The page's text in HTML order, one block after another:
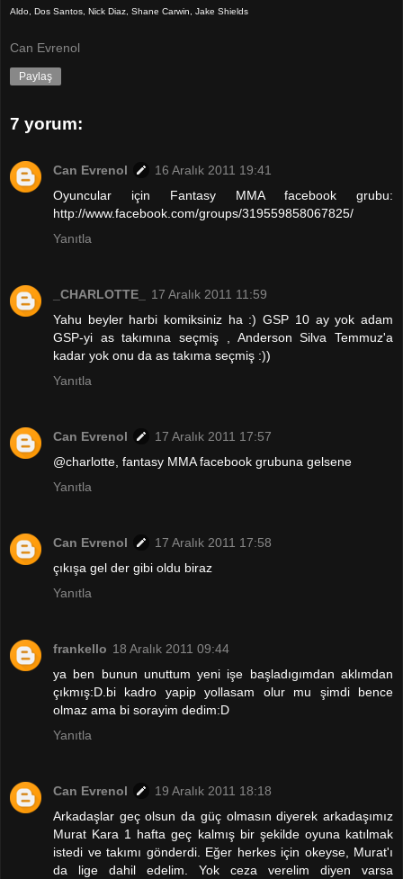
Aldo, Dos Santos, Nick Diaz, Shane Carwin, Jake Shields
Can Evrenol
Paylaş
7 yorum:
Can Evrenol
16 Aralık 2011 19:41
Oyuncular için Fantasy MMA facebook grubu:
http://www.facebook.com/groups/319559858067825/
Yanıtla
_CHARLOTTE_
17 Aralık 2011 11:59
Yahu beyler harbi komiksiniz ha :) GSP 10 ay yok adam
GSP-yi as takımına seçmiş , Anderson Silva Temmuz'a
kadar yok onu da as takıma seçmiş :))
Yanıtla
Can Evrenol
17 Aralık 2011 17:57
@charlotte, fantasy MMA facebook grubuna gelsene
Yanıtla
Can Evrenol
17 Aralık 2011 17:58
çıkışa gel der gibi oldu biraz
Yanıtla
frankello 18 Aralık 2011 09:44
ya ben bunun unuttum yeni işe başladıgımdan aklımdan
çıkmış:D.bi kadro yapip yollasam olur mu şimdi bence
olmaz ama bi sorayim dedim:D
Yanıtla
Can Evrenol
19 Aralık 2011 18:18
Arkadaşlar geç olsun da güç olmasın diyerek arkadaşımız
Murat Kara 1 hafta geç kalmış bir şekilde oyuna katılmak
istedi ve takımı gönderdi. Eğer herkes için okeyse, Murat'ı
da lige dahil edelim. Yok ceza verelim diyen varsa